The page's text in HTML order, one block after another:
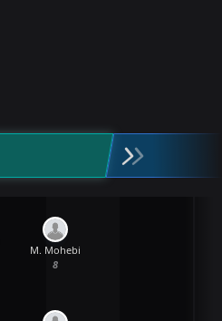
M. Mohebi
8